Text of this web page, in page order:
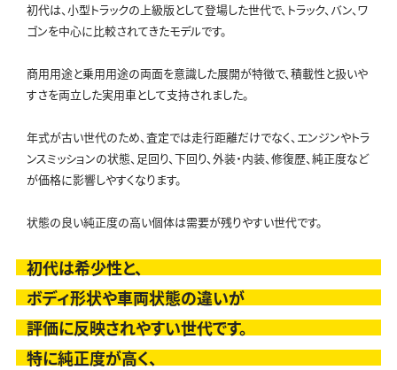
初代は、小型トラックの上級版として登場した世代で、トラック、バン、ワ
ゴンを中心に比較されてきたモデルです。
商用用途と乗用用途の両面を意識した展開が特徴で、積載性と扱いや
すさを両立した実用車として支持されました。
年式が古い世代のため、査定では走行距離だけでなく、エンジンやトラ
ンスミッションの状態、足回り、下回り、外装・内装、修復歴、純正度など
が価格に影響しやすくなります。
状態の良い純正度の高い個体は需要が残りやすい世代です。
初代は希少性と、
ボディ形状や車両状態の違いが
評価に反映されやすい世代です。
特に純正度が高く、